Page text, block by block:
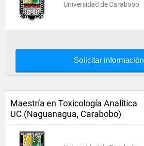
Universidad de Carabobo
Solicitar información
Maestría en Toxicología Analítica
UC (Naguanagua, Carabobo)